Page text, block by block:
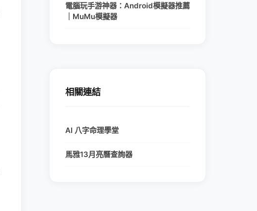
電腦玩手游神器：Android模擬器推薦
｜MuMu模擬器
相關連結
AI 八字命理學堂
馬雅13月亮曆查詢器